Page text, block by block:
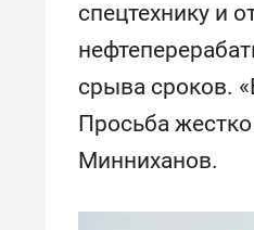
спецтехнику и
срыва сроков.
Просьба жестко
Минниханов.
Падел, фитнес,
ниндзя-зал:
стал Меккой
спорта